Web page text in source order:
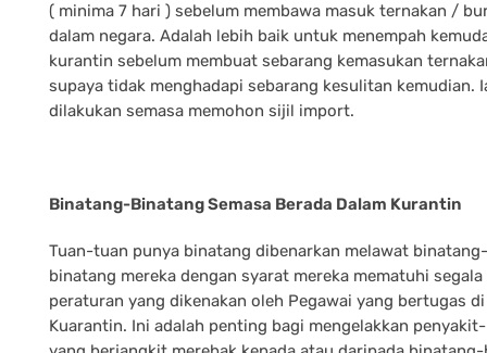
( minima 7 hari ) sebelum membawa masuk ternakan /
dalam negara. Adalah lebih baik untuk menempah
kurantin sebelum membuat sebarang kemasukan
supaya tidak menghadapi sebarang kesulitan kemudian.
dilakukan semasa memohon sijil import.
Binatang-Binatang Semasa Berada Dalam Kurantin
Tuan-tuan punya binatang dibenarkan melawat binatang-
binatang mereka dengan syarat mereka mematuhi segala
peraturan yang dikenakan oleh Pegawai yang bertugas
Kuarantin. Ini adalah penting bagi mengelakkan